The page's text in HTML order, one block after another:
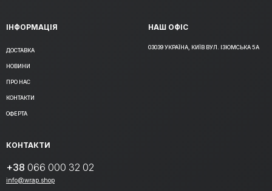
ІНФОРМАЦІЯ
ДОСТАВКА
НОВИНИ
ПРО НАС
КОНТАКТИ
ОФЕРТА
НАШ ОФІС
03039 УКРАЇНА, КИЇВ ВУЛ. ІЗЮМСЬКА 5А
КОНТАКТИ
+38 066 000 32 02
info@wrap.shop